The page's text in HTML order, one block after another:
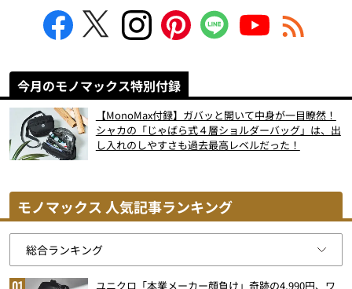
今月のモノマックス特別付録
【MonoMax付録】ガバッと開いて中身が一目瞭然！
シャカの「じゃばら式４層ショルダーバッグ」は、出
し入れのしやすさも過去最高レベルだった！
モノマックス 人気記事ランキング
ユニクロ「本業メーカー顔負け」奇跡の4,990円、ワ